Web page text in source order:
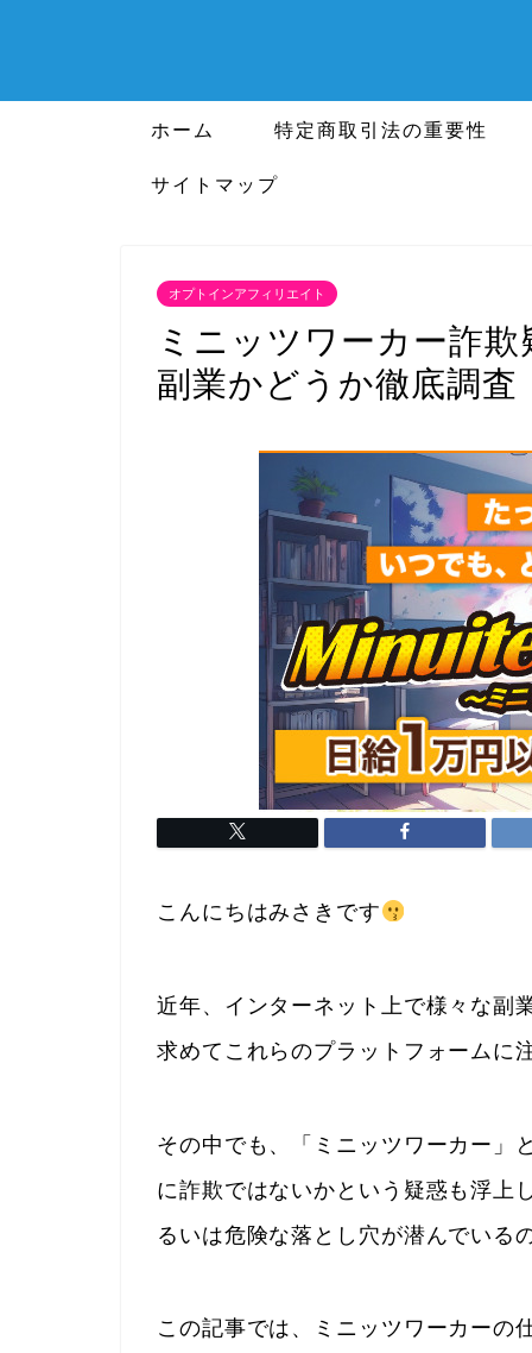
ホーム 特定商取引法の重要性
サイトマップ
オプトインアフィリエイト
ミニッツワーカー詐
副業かどうか徹底調査
こんにちはみさきです
近年、インターネット上で様々な副
求めてこれらのプラットフォームに
その中でも、「ミニッツワーカー」
に詐欺ではないかという疑惑も浮上
るいは危険な落とし穴が潜んでいる
この記事では、ミニッツワーカーの